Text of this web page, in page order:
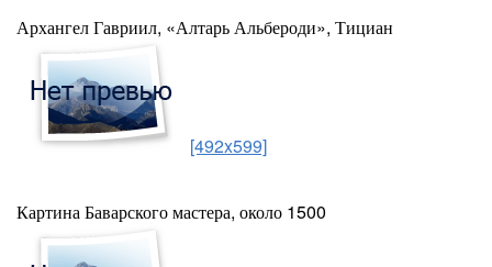
Архангел Гавриил, «Алтарь Альбероди», Тициан
[492x599]
Картина Баварского мастера, около 1500